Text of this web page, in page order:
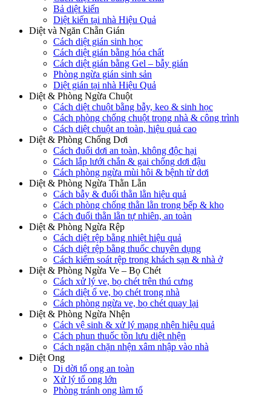
Bả diệt kiến
Diệt kiến tại nhà Hiệu Quả
Diệt và Ngăn Chẵn Gián
Cách diệt gián sinh học
Cách diệt gián bằng hóa chất
Cách diệt gián bằng Gel – bẫy gián
Phòng ngừa gián sinh sản
Diệt gián tại nhà Hiệu Quả
Diệt & Phòng Ngừa Chuột
Cách diệt chuột bằng bẫy, keo & sinh học
Cách phòng chống chuột trong nhà & công trình
Cách diệt chuột an toàn, hiệu quả cao
Diệt & Phòng Chống Dơi
Cách đuổi dơi an toàn, không độc hại
Cách lắp lưới chắn & gai chống dơi đậu
Cách phòng ngừa mùi hôi & bệnh từ dơi
Diệt & Phòng Ngừa Thằn Lằn
Cách bẫy & đuổi thằn lằn hiệu quả
Cách phòng chống thằn lằn trong bếp & kho
Cách đuổi thằn lằn tự nhiên, an toàn
Diệt & Phòng Ngừa Rệp
Cách diệt rệp bằng nhiệt hiệu quả
Cách diệt rệp bằng thuốc chuyên dụng
Cách kiểm soát rệp trong khách sạn & nhà ở
Diệt & Phòng Ngừa Ve – Bọ Chét
Cách xử lý ve, bọ chét trên thú cưng
Cách diệt ổ ve, bọ chét trong nhà
Cách phòng ngừa ve, bọ chét quay lại
Diệt & Phòng Ngừa Nhện
Cách vệ sinh & xử lý mạng nhện hiệu quả
Cách phun thuốc tồn lưu diệt nhện
Cách ngăn chặn nhện xâm nhập vào nhà
Diệt Ong
Di dời tổ ong an toàn
Xử lý tổ ong lớn
Phòng tránh ong làm tổ